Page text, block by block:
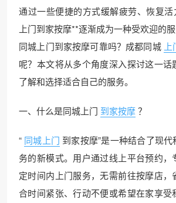
通过一些便捷的方式缓解疲劳、恢复
上门到家按摩**逐渐成为一种受欢迎的
同城上门到家按摩可靠吗？成都同城
呢？本文将从多个角度深入探讨这一话
了解和选择适合自己的服务。
一、什么是同城上门 到家按摩？
“ 同城上门 到家按摩”是一种结合了现
务的新模式。用户通过线上平台预约，
定时间内上门服务，无需前往按摩店，
合时间紧张、行动不便或希望在家享受